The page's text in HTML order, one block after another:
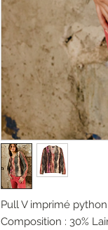
Pull V imprimé python
Composition : 30%